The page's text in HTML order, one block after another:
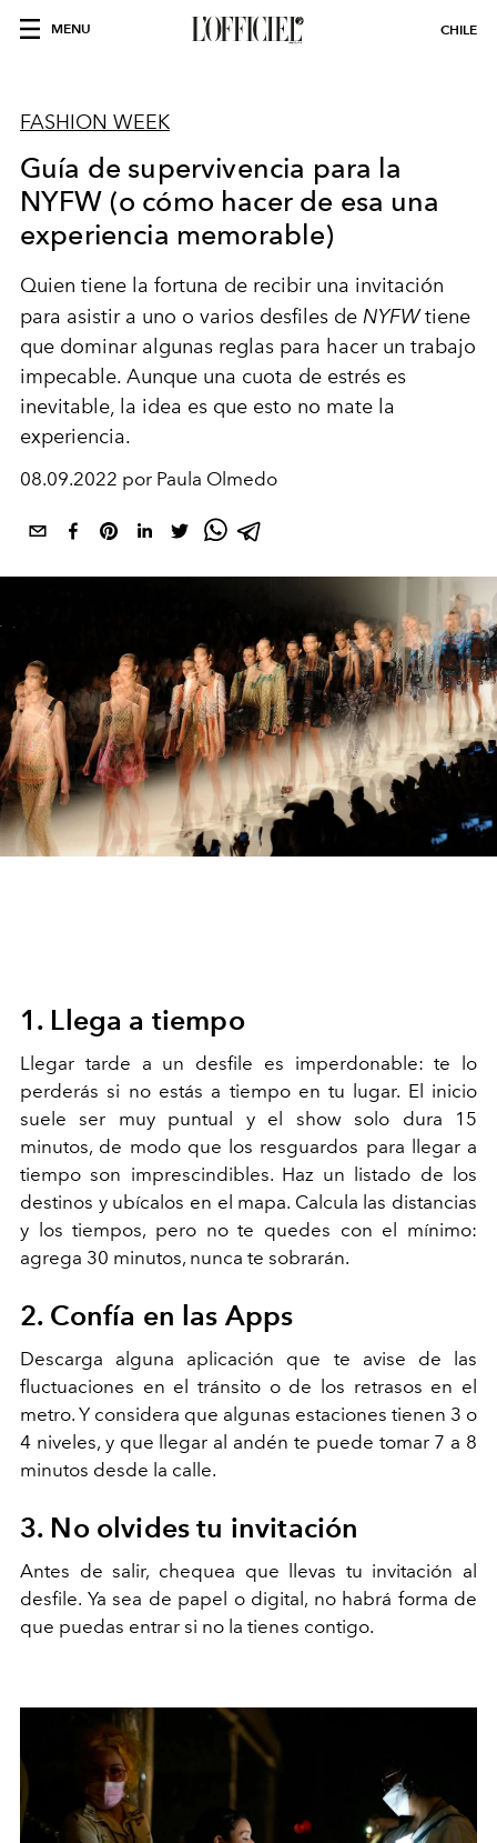
MENU CHILE
FASHION WEEK
Guía de supervivencia para la
NYFW (o cómo hacer de esa una
experiencia memorable)
Quien tiene la fortuna de recibir una invitación
para asistir a uno o varios desfiles de NYFWtiene
que dominar algunas reglas para hacer un trabajo
impecable. Aunque una cuota de estrés es
inevitable, la idea es que esto no mate la
experiencia.
08.09.2022 por Paula Olmedo
1. Llega a tiempo
Llegar tarde a un desfile es imperdonable: te lo
perderás si no estás a tiempo en tu lugar. El inicio
suele ser muy puntual y el show solo dura 15
minutos, de modo que los resguardos para llegar a
tiempo son imprescindibles. Haz un listado de los
destinos y ubícalos en el mapa. Calcula las distancias
y los tiempos, pero no te quedes con el mínimo:
agrega 30 minutos, nunca te sobrarán.
2. Confía en las Apps
Descarga alguna aplicación que te avise de las
fluctuaciones en el tránsito o de los retrasos en el
metro. Y considera que algunas estaciones tienen 3 o
4 niveles, y que llegar al andén te puede tomar 7 a 8
minutos desde la calle.
3. No olvides tu invitación
Antes de salir, chequea que llevas tu invitación al
desfile. Ya sea de papel o digital, no habrá forma de
que puedas entrar si no la tienes contigo.